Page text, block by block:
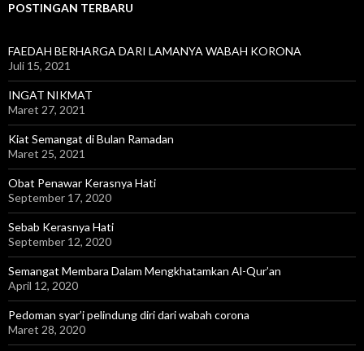
POSTINGAN TERBARU
FAEDAH BERHARGA DARI LAMANYA WABAH KORONA
Juli 15, 2021
INGAT NIKMAT
Maret 27, 2021
Kiat Semangat di Bulan Ramadan
Maret 25, 2021
Obat Penawar Kerasnya Hati
September 17, 2020
Sebab Kerasnya Hati
September 12, 2020
Semangat Membara Dalam Mengkhatamkan Al-Qur’an
April 12, 2020
Pedoman syar’i pelindung diri dari wabah corona
Maret 28, 2020